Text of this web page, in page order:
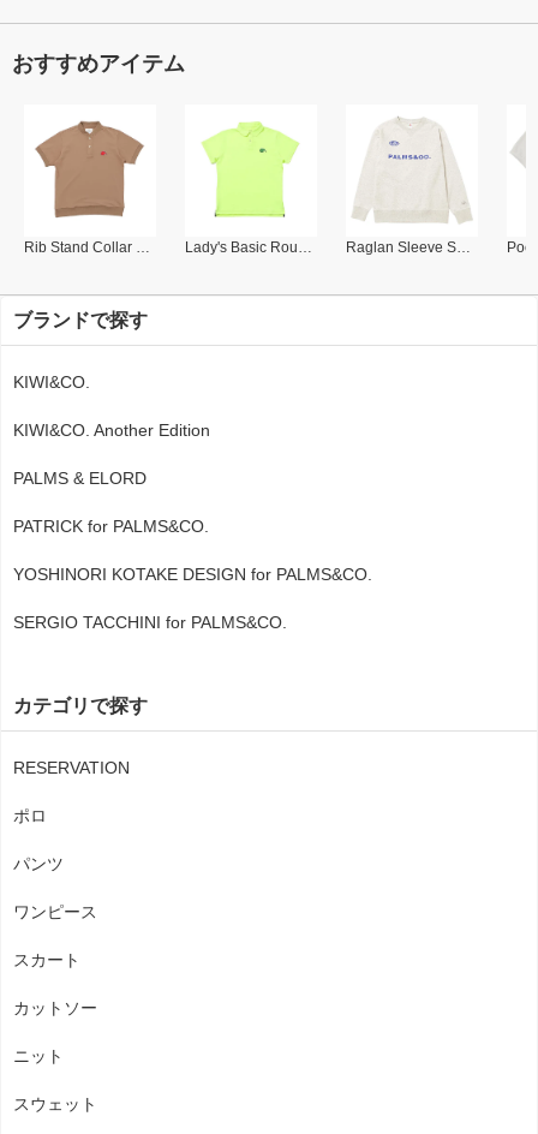
おすすめアイテム
Rib Stand Collar Polo Lady's Basic Round Collar Polo Raglan Sleeve Sweat Shirt
ブランドで探す
KIWI&CO.
KIWI&CO. Another Edition
PALMS & ELORD
PATRICK for PALMS&CO.
YOSHINORI KOTAKE DESIGN for PALMS&CO.
SERGIO TACCHINI for PALMS&CO.
カテゴリで探す
RESERVATION
ポロ
パンツ
ワンピース
スカート
カットソー
ニット
スウェット